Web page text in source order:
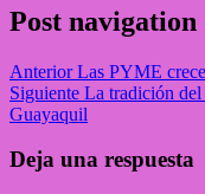
Post navigation
AnteriorLas PYME
Siguiente La tradición del
Guayaquil
Deja una respuesta